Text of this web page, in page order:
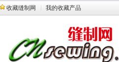
收藏缝制网 我的收藏产品